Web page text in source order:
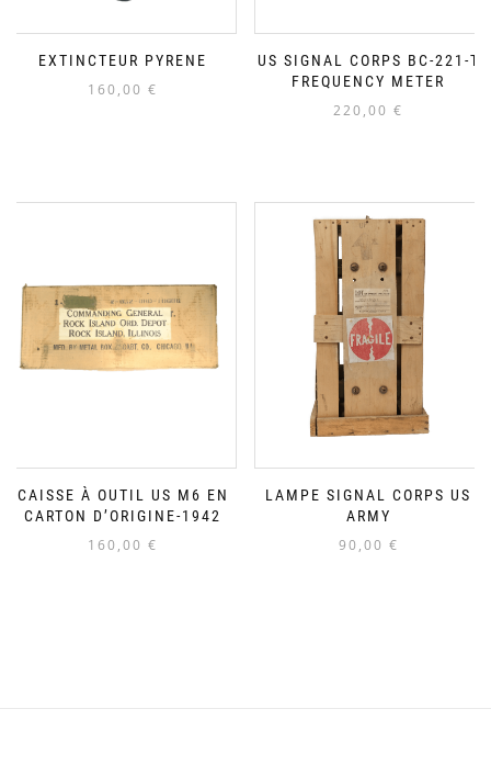
EXTINCTEUR PYRENE
160,00 €
US SIGNAL CORPS BC-221-T
FREQUENCY METER
220,00 €
CAISSE À OUTIL US M6 EN
CARTON D’ORIGINE-1942
160,00 €
LAMPE SIGNAL CORPS US
ARMY
90,00 €